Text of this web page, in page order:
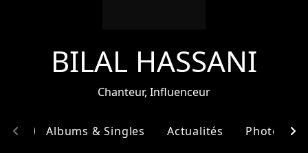
BILAL HASSANI
Chanteur, Influenceur
Albums & Singles Actualités Photos
chevron_left chevron_right